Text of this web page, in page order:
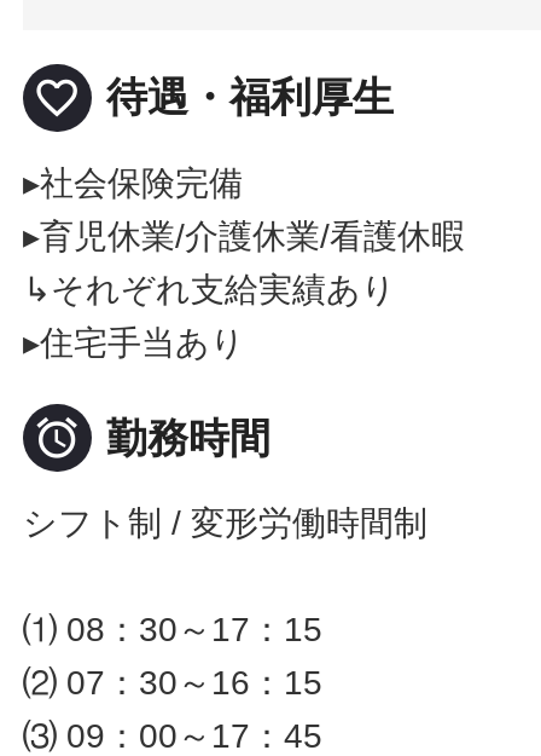
favorite_border 待遇・福利厚生
▸社会保険完備
▸育児休業/介護休業/看護休暇
↳それぞれ支給実績あり
▸住宅手当あり
 勤務時間
シフト制 / 変形労働時間制
⑴ 08：30～17：15
⑵ 07：30～16：15
⑶ 09：00～17：45